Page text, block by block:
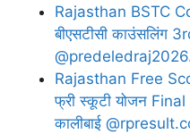
Rajasthan BSTC
बीएसटीसी काउंसलिंग
Rajasthan Free
फ्री स्कूटी योजन
कालीबाई